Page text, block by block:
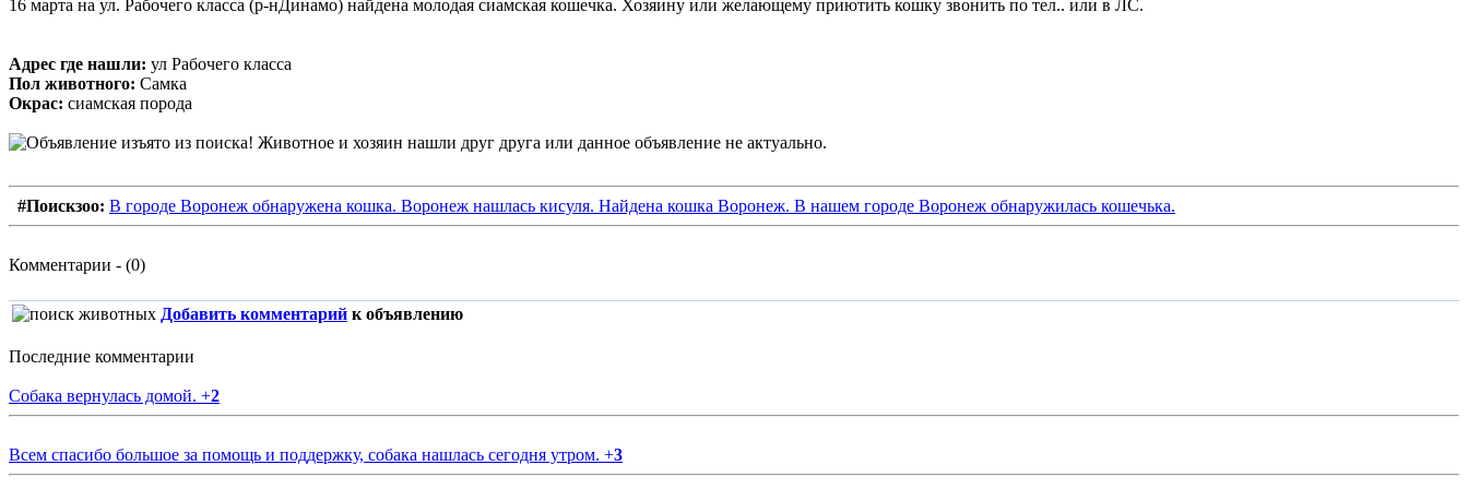
16 марта на ул. Рабочего класса (р-нДинамо) найдена молодая сиамская кошечка. Хозяину или желающему приютить кошку звонить по тел.. или в ЛС.
Адрес где нашли: ул Рабочего класса
Пол животного: Самка
Окрас: сиамская порода
#Поискзоо: В городе Воронеж обнаружена кошка. Воронеж нашлась кисуля. Найдена кошка Воронеж. В нашем городе Воронеж обнаружилась кошечька.
Комментарии - (0)
Добавить комментарий к объявлению
Последние комментарии
Собака вернулась домой. +2
Всем спасибо большое за помощь и поддержку, собака нашлась сегодня утром. +3